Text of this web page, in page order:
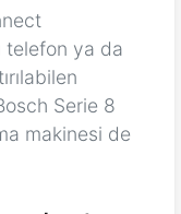
telefon ya da
Serie 8
makinesi de